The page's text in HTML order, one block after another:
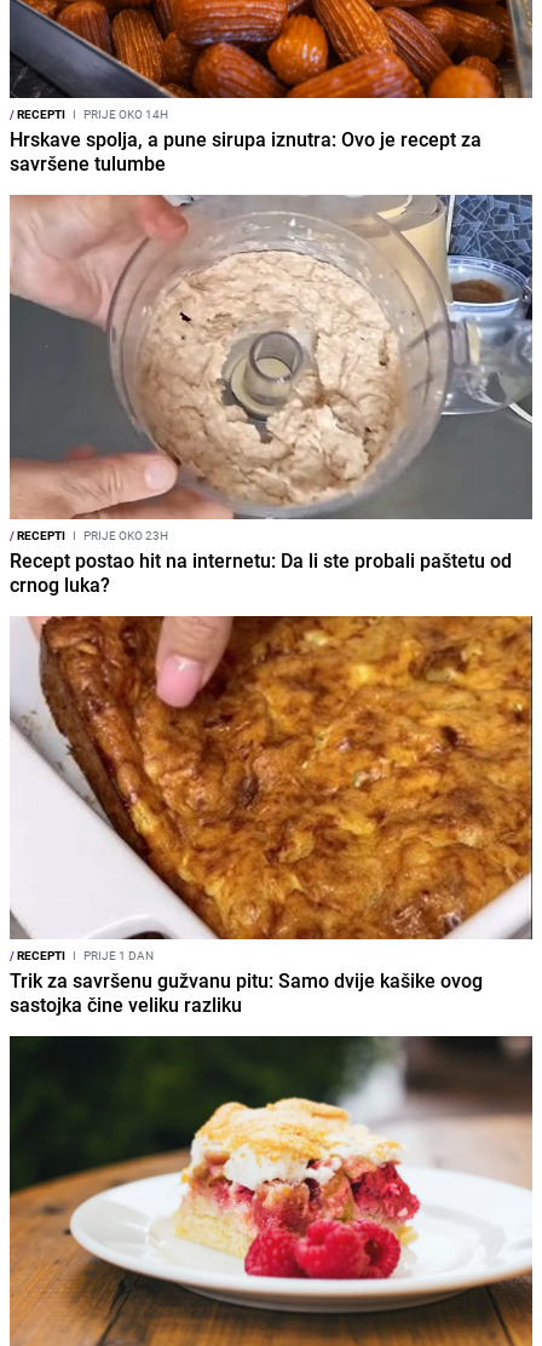
/RECEPTI I PRIJE OKO 14H
Hrskave spolja, a pune sirupa iznutra: Ovo je recept za
savršene tulumbe
/RECEPTI I PRIJE OKO 23H
Recept postao hit na internetu: Da li ste probali paštetu od
crnog luka?
/RECEPTI I PRIJE 1 DAN
Trik za savršenu gužvanu pitu: Samo dvije kašike ovog
sastojka čine veliku razliku